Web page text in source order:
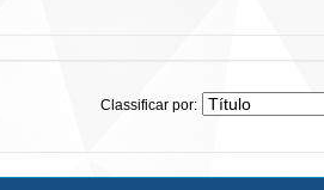
Classificar por: